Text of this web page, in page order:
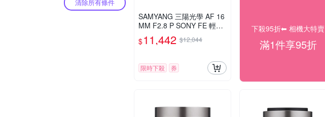
清除所有條件
SAMYANG 三陽光學 AF 16
MM F2.8 P SONY FE 輕便
廣角鏡頭 公司貨
$11,442 $12,044
限時下殺 券
下殺95折⬅︎ 相機大特賣
滿1件享95折